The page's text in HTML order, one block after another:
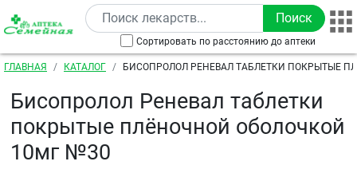
Перейти к основному содержанию
Сортировать по расстоянию до аптеки
Строка навигации
ГЛАВНАЯ КАТАЛОГ
БИСОПРОЛОЛ РЕНЕВАЛ ТАБЛЕТКИ ПОКРЫТЫЕ
Бисопролол Реневал таблетки
покрытые плёночной оболочкой
10мг №30